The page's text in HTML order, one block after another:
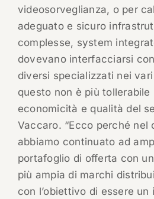
videosorveglianza, o per
adeguato e sicuro
complesse, system
dovevano interfacciarsi
diversi specializzati nei
questo non è più tollerabile
economicità e qualità del
Vaccaro. “Ecco perché nel
abbiamo continuato ad
portafoglio di offerta con
più ampia di marchi
con l’obiettivo di essere